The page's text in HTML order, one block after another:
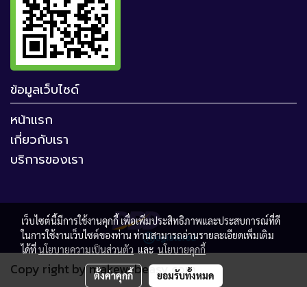
ข้อมูลเว็บไซด์
หน้าแรก
เกี่ยวกับเรา
บริการของเรา
Copy right by makewebeasy.com
เว็บไซต์นี้มีการใช้งานคุกกี้ เพื่อเพิ่มประสิทธิภาพและประสบการณ์ที่ดี
ในการใช้งานเว็บไซต์ของท่าน ท่านสามารถอ่านรายละเอียดเพิ่มเติม
ได้ที่นโยบายความเป็นส่วนตัว และ นโยบายคุกกี้
ตั้งค่าคุกกี้ ยอมรับทั้งหมด